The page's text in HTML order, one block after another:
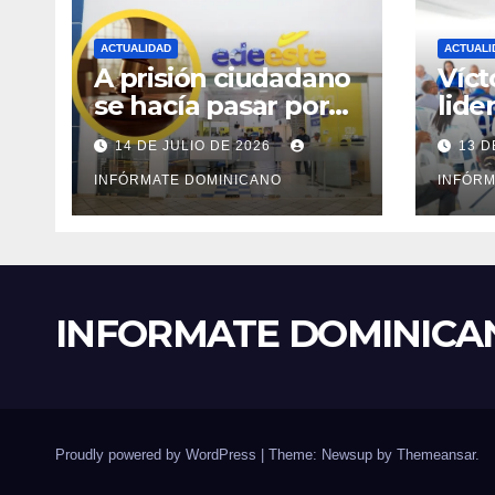
ACTUALIDAD
A prisión ciudadano
se hacía pasar por
técnico de Edeeste
para estafar a
dueños de
comercios
14 DE JULIO DE 2026
INFÓRMATE DOMINICANO
13
INFORMATE
Proudly powered by WordPress Theme: Newsup by Themeansar.